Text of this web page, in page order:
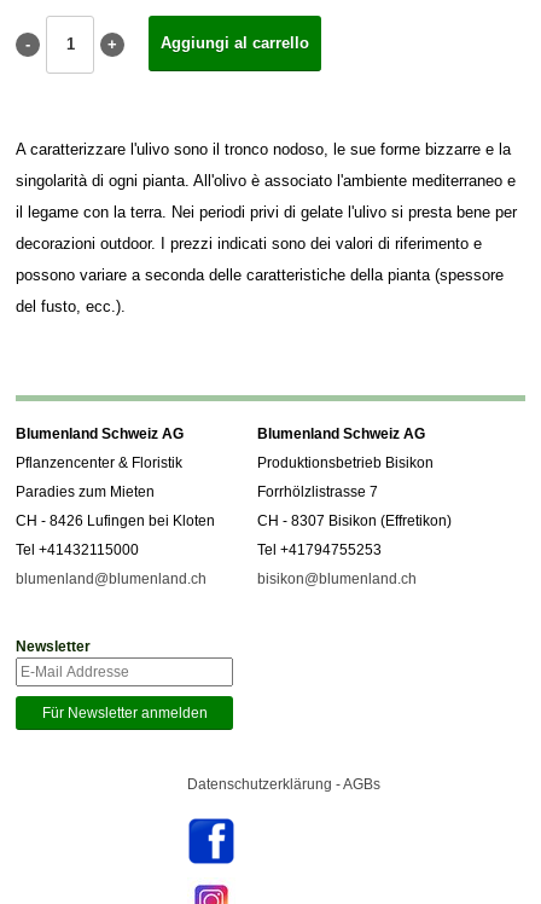
A caratterizzare l'ulivo sono il tronco nodoso, le sue forme bizzarre e la
singolarità di ogni pianta. All'olivo è associato l'ambiente mediterraneo e
il legame con la terra. Nei periodi privi di gelate l'ulivo si presta bene per
decorazioni outdoor. I prezzi indicati sono dei valori di riferimento e
possono variare a seconda delle caratteristiche della pianta (spessore
del fusto, ecc.).
Blumenland Schweiz AG
Pflanzencenter & Floristik
Paradies zum Mieten
CH - 8426 Lufingen bei Kloten
Tel +41432115000
blumenland@blumenland.ch
Blumenland Schweiz AG
Produktionsbetrieb Bisikon
Forrhölzlistrasse 7
CH - 8307 Bisikon (Effretikon)
Tel +41794755253
bisikon@blumenland.ch
Newsletter
Datenschutzerklärung - AGBs